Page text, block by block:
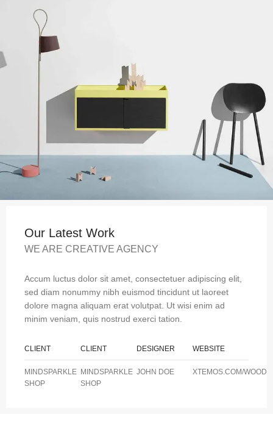
Our Latest Work
WE ARE CREATIVE AGENCY
Accum luctus dolor sit amet, consectetuer adipiscing elit,
sed diam nonummy nibh euismod tincidunt ut laoreet
dolore magna aliquam erat volutpat. Ut wisi enim ad
minim veniam, quis nostrud exerci tation.
CLIENT
MINDSPARKLE
SHOP
CLIENT
MINDSPARKLE
SHOP
DESIGNER
JOHN DOE
WEBSITE
XTEMOS.COM/WOOD